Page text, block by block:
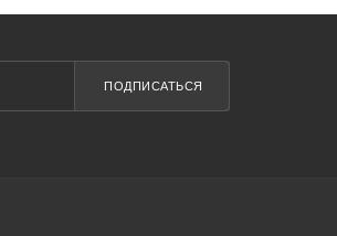
ПОДПИСАТЬСЯ